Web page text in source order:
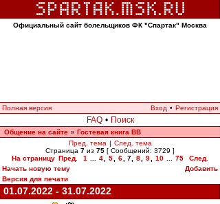
Официальный сайт болельщиков ФК "Спартак" Москва
Полная версия Вход • Регистрация
FAQ • Поиск
Общение на сайте » Гостевая книга ВВ
Пред. тема | След. тема
Страница 7 из 75 [ Сообщений: 3729 ]
На страницу Пред. 1 4 5 6 7 8 9 10 75
След.
Начать новую тему
Добавить
Версия для печати
01.07.2022 - 31.07.2022